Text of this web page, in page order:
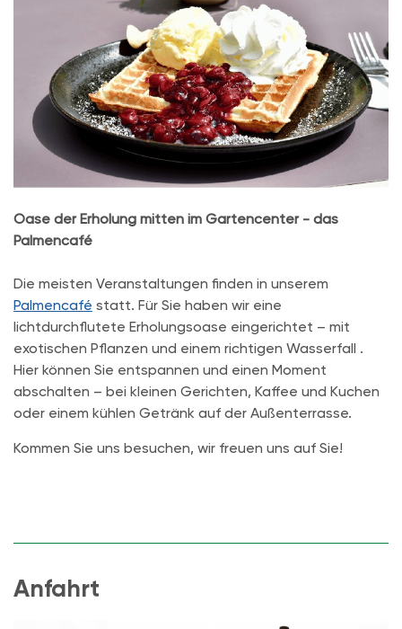
Oase der Erholung mitten im Gartencenter - das
Palmencafé
Die meisten Veranstaltungen finden in unserem
Palmencafé statt. Für Sie haben wir eine
lichtdurchflutete Erholungsoase eingerichtet – mit
exotischen Pflanzen und einem richtigen Wasserfall .
Hier können Sie entspannen und einen Moment
abschalten – bei kleinen Gerichten, Kaffee und Kuchen
oder einem kühlen Getränk auf der Außenterrasse.
Kommen Sie uns besuchen, wir freuen uns auf Sie!
Anfahrt